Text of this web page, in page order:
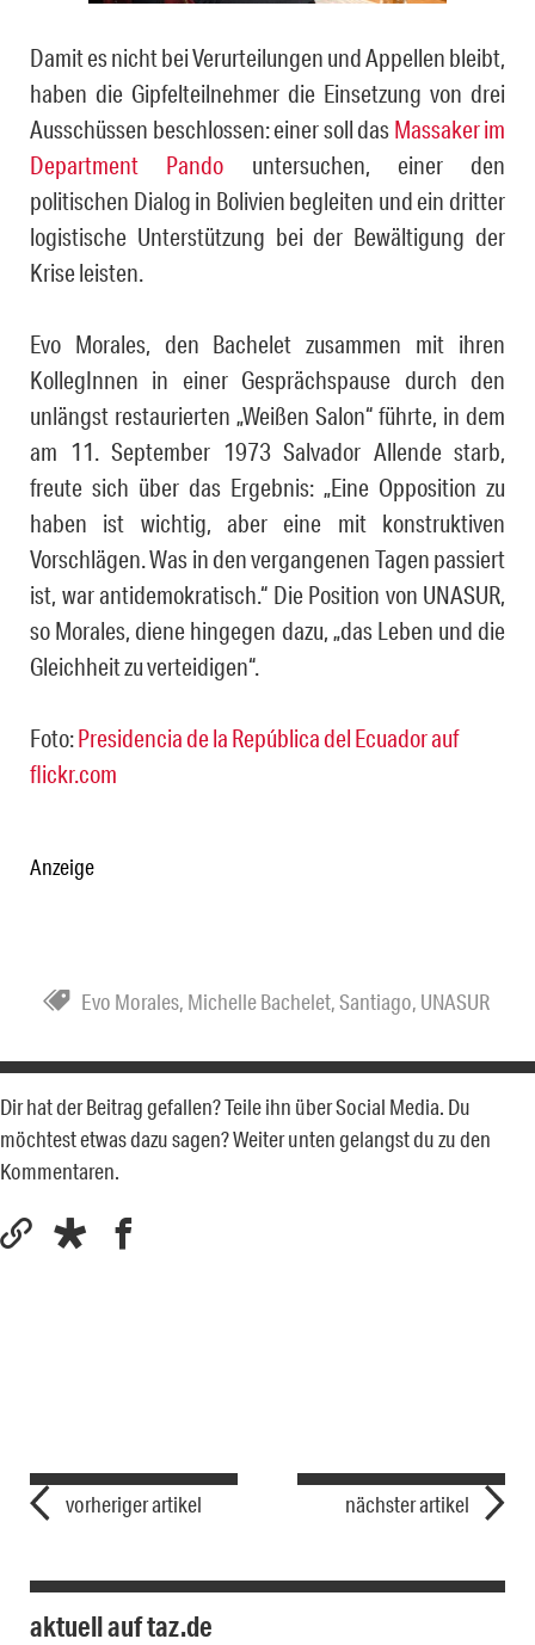
Damit es nicht bei Verurteilungen und Appellen bleibt,
haben die Gip­fel­teil­neh­mer die Einsetzung von drei
Ausschüssen beschlossen: einer soll das Massaker im
Department Pando untersuchen, einer den
politischen Dialog in Bolivien begleiten und ein dritter
logistische Unterstützung bei der Bewältigung der
Krise leisten.
Evo Morales, den Bachelet zusammen mit ihren
KollegInnen in einer Ge­sprächs­pau­se durch den
unlängst restaurierten „Weißen Salon“ führte, in dem
am 11. September 1973 Salvador Allende starb,
freute sich über das Ergebnis: „Eine Opposition zu
haben ist wichtig, aber eine mit kons­truk­ti­ven
Vorschlägen. Was in den vergangenen Tagen passiert
ist, war an­ti­de­mo­kra­tisch.“ Die Position von UNASUR,
so Morales, diene hin­ge­gen dazu, „das Leben und die
Gleichheit zu verteidigen“.
Foto:Presidencia de la República del Ecuador auf
flickr.com
Anzeige
Evo Morales, Michelle Bachelet,Santiago, UNASUR
Dir hat der Beitrag gefallen? Teile ihn über Social Media. Du
möchtest etwas dazu sagen? Weiter unten gelangst du zu den
Kommentaren.
vorheriger artikel nächster artikel
aktuell auf taz.de